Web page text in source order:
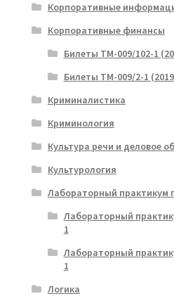
Корпоративные
Корпоративные финансы
Билеты ТМ-009/102-1
Билеты ТМ-009/2-1
Криминалистика
Криминология
Культура речи и деловое
Культурология
Лабораторный практикум
Лабораторный
1
Лабораторный
1
Логика